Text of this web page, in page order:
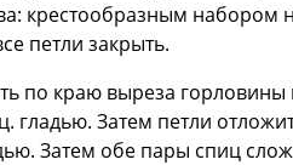
крестообразным набором
петли закрыть.
по краю выреза горловины
гладью. Затем петли
Затем обе пары спиц